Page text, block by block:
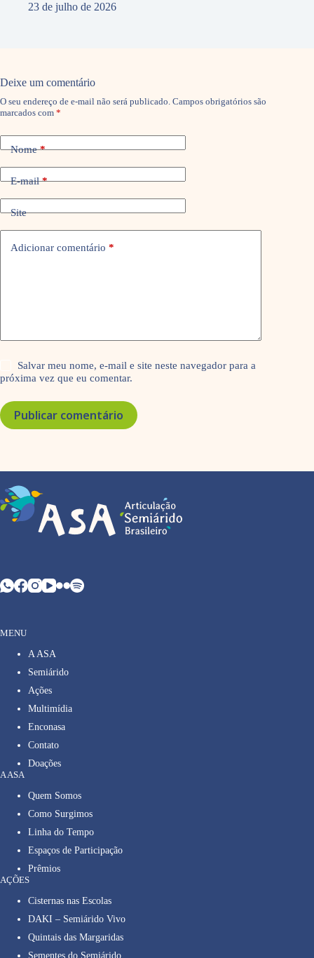
23 de julho de 2026
Deixe um comentário
O seu endereço de e-mail não será publicado. Campos obrigatórios são
marcados com *
Nome*
E-mail*
Site
Adicionar comentário *
Salvar meu nome, e-mail e site neste navegador para a
próxima vez que eu comentar.
Publicar comentário
MENU
A ASA
Semiárido
Ações
Multimídia
Enconasa
Contato
Doações
A ASA
Quem Somos
Como Surgimos
Linha do Tempo
Espaços de Participação
Prêmios
AÇÕES
Cisternas nas Escolas
DAKI – Semiárido Vivo
Quintais das Margaridas
Sementes do Semiárido